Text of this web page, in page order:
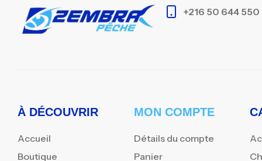
+216 50 644 550
À DÉCOUVRIR
Accueil
Boutique
MON COMPTE
Détails du compte
Panier